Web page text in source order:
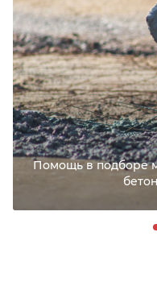
Помощь в подборе